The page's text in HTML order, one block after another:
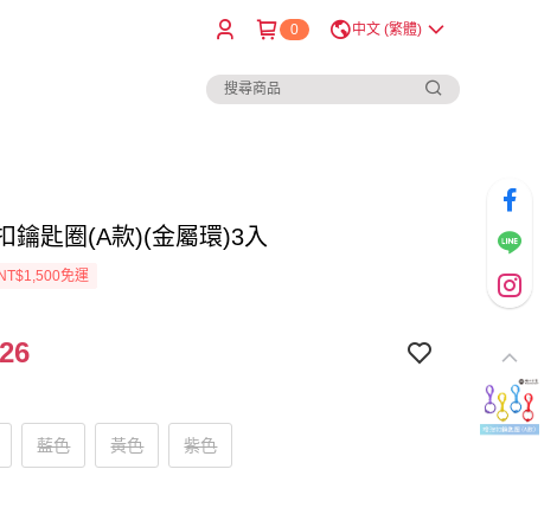
0 中文 (繁體)
鑰匙圈(A款)(金屬環)3入
免運
藍色 黃色 紫色